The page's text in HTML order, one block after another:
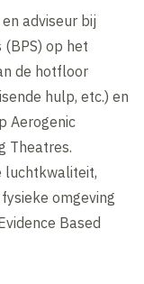
adviseur bij
(BPS) op het
de hotfloor
hulp, etc.) en
Aerogenic
Theatres.
luchtkwaliteit,
omgeving
Based